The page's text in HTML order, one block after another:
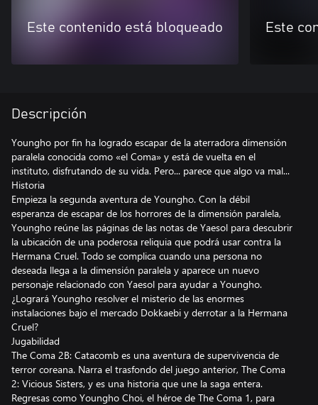
Este contenido está bloqueado Este
Descripción
Youngho por fin ha logrado escapar de la aterradora dimensión
paralela conocida como «el Coma» y está de vuelta en el
instituto, disfrutando de su vida. Pero... parece que algo va mal...
Historia
Empieza la segunda aventura de Youngho. Con la débil
esperanza de escapar de los horrores de la dimensión paralela,
Youngho reúne las páginas de las notas de Yaesol para descubrir
la ubicación de una poderosa reliquia que podrá usar contra la
Hermana Cruel. Todo se complica cuando una persona no
deseada llega a la dimensión paralela y aparece un nuevo
personaje relacionado con Yaesol para ayudar a Youngho.
¿Logrará Youngho resolver el misterio de las enormes
instalaciones bajo el mercado Dokkaebi y derrotar a la Hermana
Cruel?
Jugabilidad
The Coma 2B: Catacomb es una aventura de supervivencia de
terror coreana. Narra el trasfondo del juego anterior, The Coma
2: Vicious Sisters, y es una historia que une la saga entera.
Regresas como Youngho Choi, el héroe de The Coma 1, para